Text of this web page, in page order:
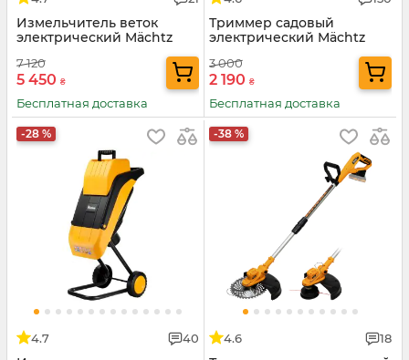
Измельчитель веток
электрический Mächtz
7 120
5 450 ₴
Бесплатная доставка
Триммер садовый
электрический Mächtz
3 000
2 190 ₴
Бесплатная доставка
-28 %
4.7 40
-38 %
4.6 18